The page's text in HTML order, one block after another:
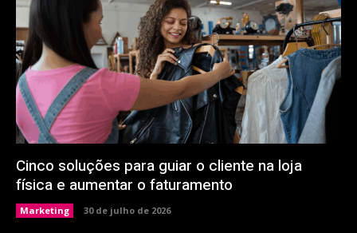
Cinco soluções para guiar o cliente na loja
física e aumentar o faturamento
Marketing 30 de julho de 2026